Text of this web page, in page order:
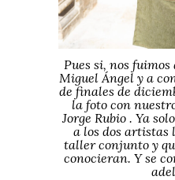
Pues si, nos
Miguel Ángel y a
de finales de
la foto con
Jorge Rubio . Ya
a los dos artistas
taller conjunto y
conocieran. Y se